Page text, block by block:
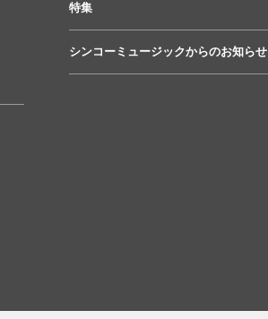
特集
シンコーミュージックからのお知らせ